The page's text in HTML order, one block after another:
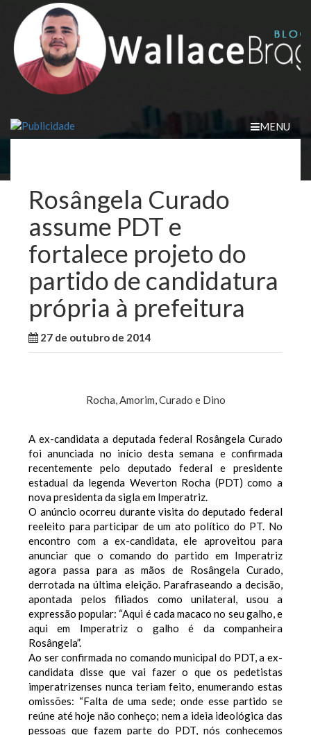
content
MENU
Rosângela Curado
assume PDT e
fortalece projeto do
partido de candidatura
própria à prefeitura
27 de outubro de 2014
Rocha, Amorim, Curado e Dino
A ex-candidata a deputada federal Rosângela Curado
foi anunciada no início desta semana e confirmada
recentemente pelo deputado federal e presidente
estadual da legenda Weverton Rocha (PDT) como a
nova presidenta da sigla em Imperatriz.
O anúncio ocorreu durante visita do deputado federal
reeleito para participar de um ato político do PT. No
encontro com a ex-candidata, ele aproveitou para
anunciar que o comando do partido em Imperatriz
agora passa para as mãos de Rosângela Curado,
derrotada na última eleição. Parafraseando a decisão,
apontada pelos filiados como unilateral, usou a
expressão popular: “Aqui é cada macaco no seu galho, e
aqui em Imperatriz o galho é da companheira
Rosângela”.
Ao ser confirmada no comando municipal do PDT, a ex-
candidata disse que vai fazer o que os pedetistas
imperatrizenses nunca teriam feito, enumerando estas
omissões: “Falta de uma sede; onde esse partido se
reúne até hoje não conheço; nem a ideia ideológica das
pessoas que fazem parte do PDT, nós conhecemos